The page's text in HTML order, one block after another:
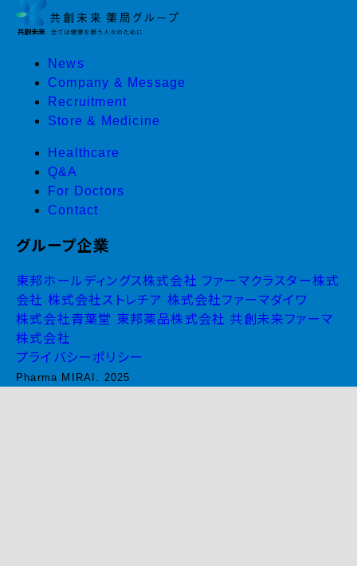
News
Company & Message
Recruitment
Store & Medicine
Healthcare
Q&A
For Doctors
Contact
グループ企業
東邦ホールディングス株式会社 ファーマクラスター株式
会社 株式会社ストレチア 株式会社ファーマダイワ
株式会社青葉堂 東邦薬品株式会社 共創未来ファーマ
株式会社
プライバシーポリシー
Pharma MIRAI. 2025